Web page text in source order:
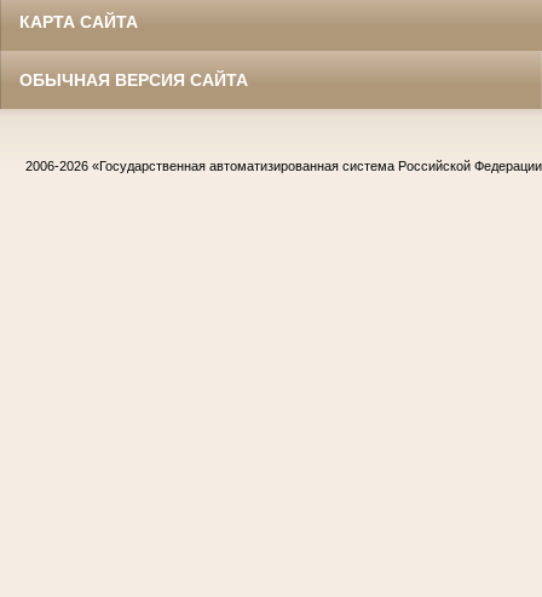
КАРТА САЙТА
ОБЫЧНАЯ ВЕРСИЯ САЙТА
2006-2026 «Государственная автоматизированная система Российской